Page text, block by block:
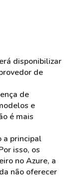
disponibilizar
de
de
e
é mais
a principal
isso, os
no Azure, a
não oferecer